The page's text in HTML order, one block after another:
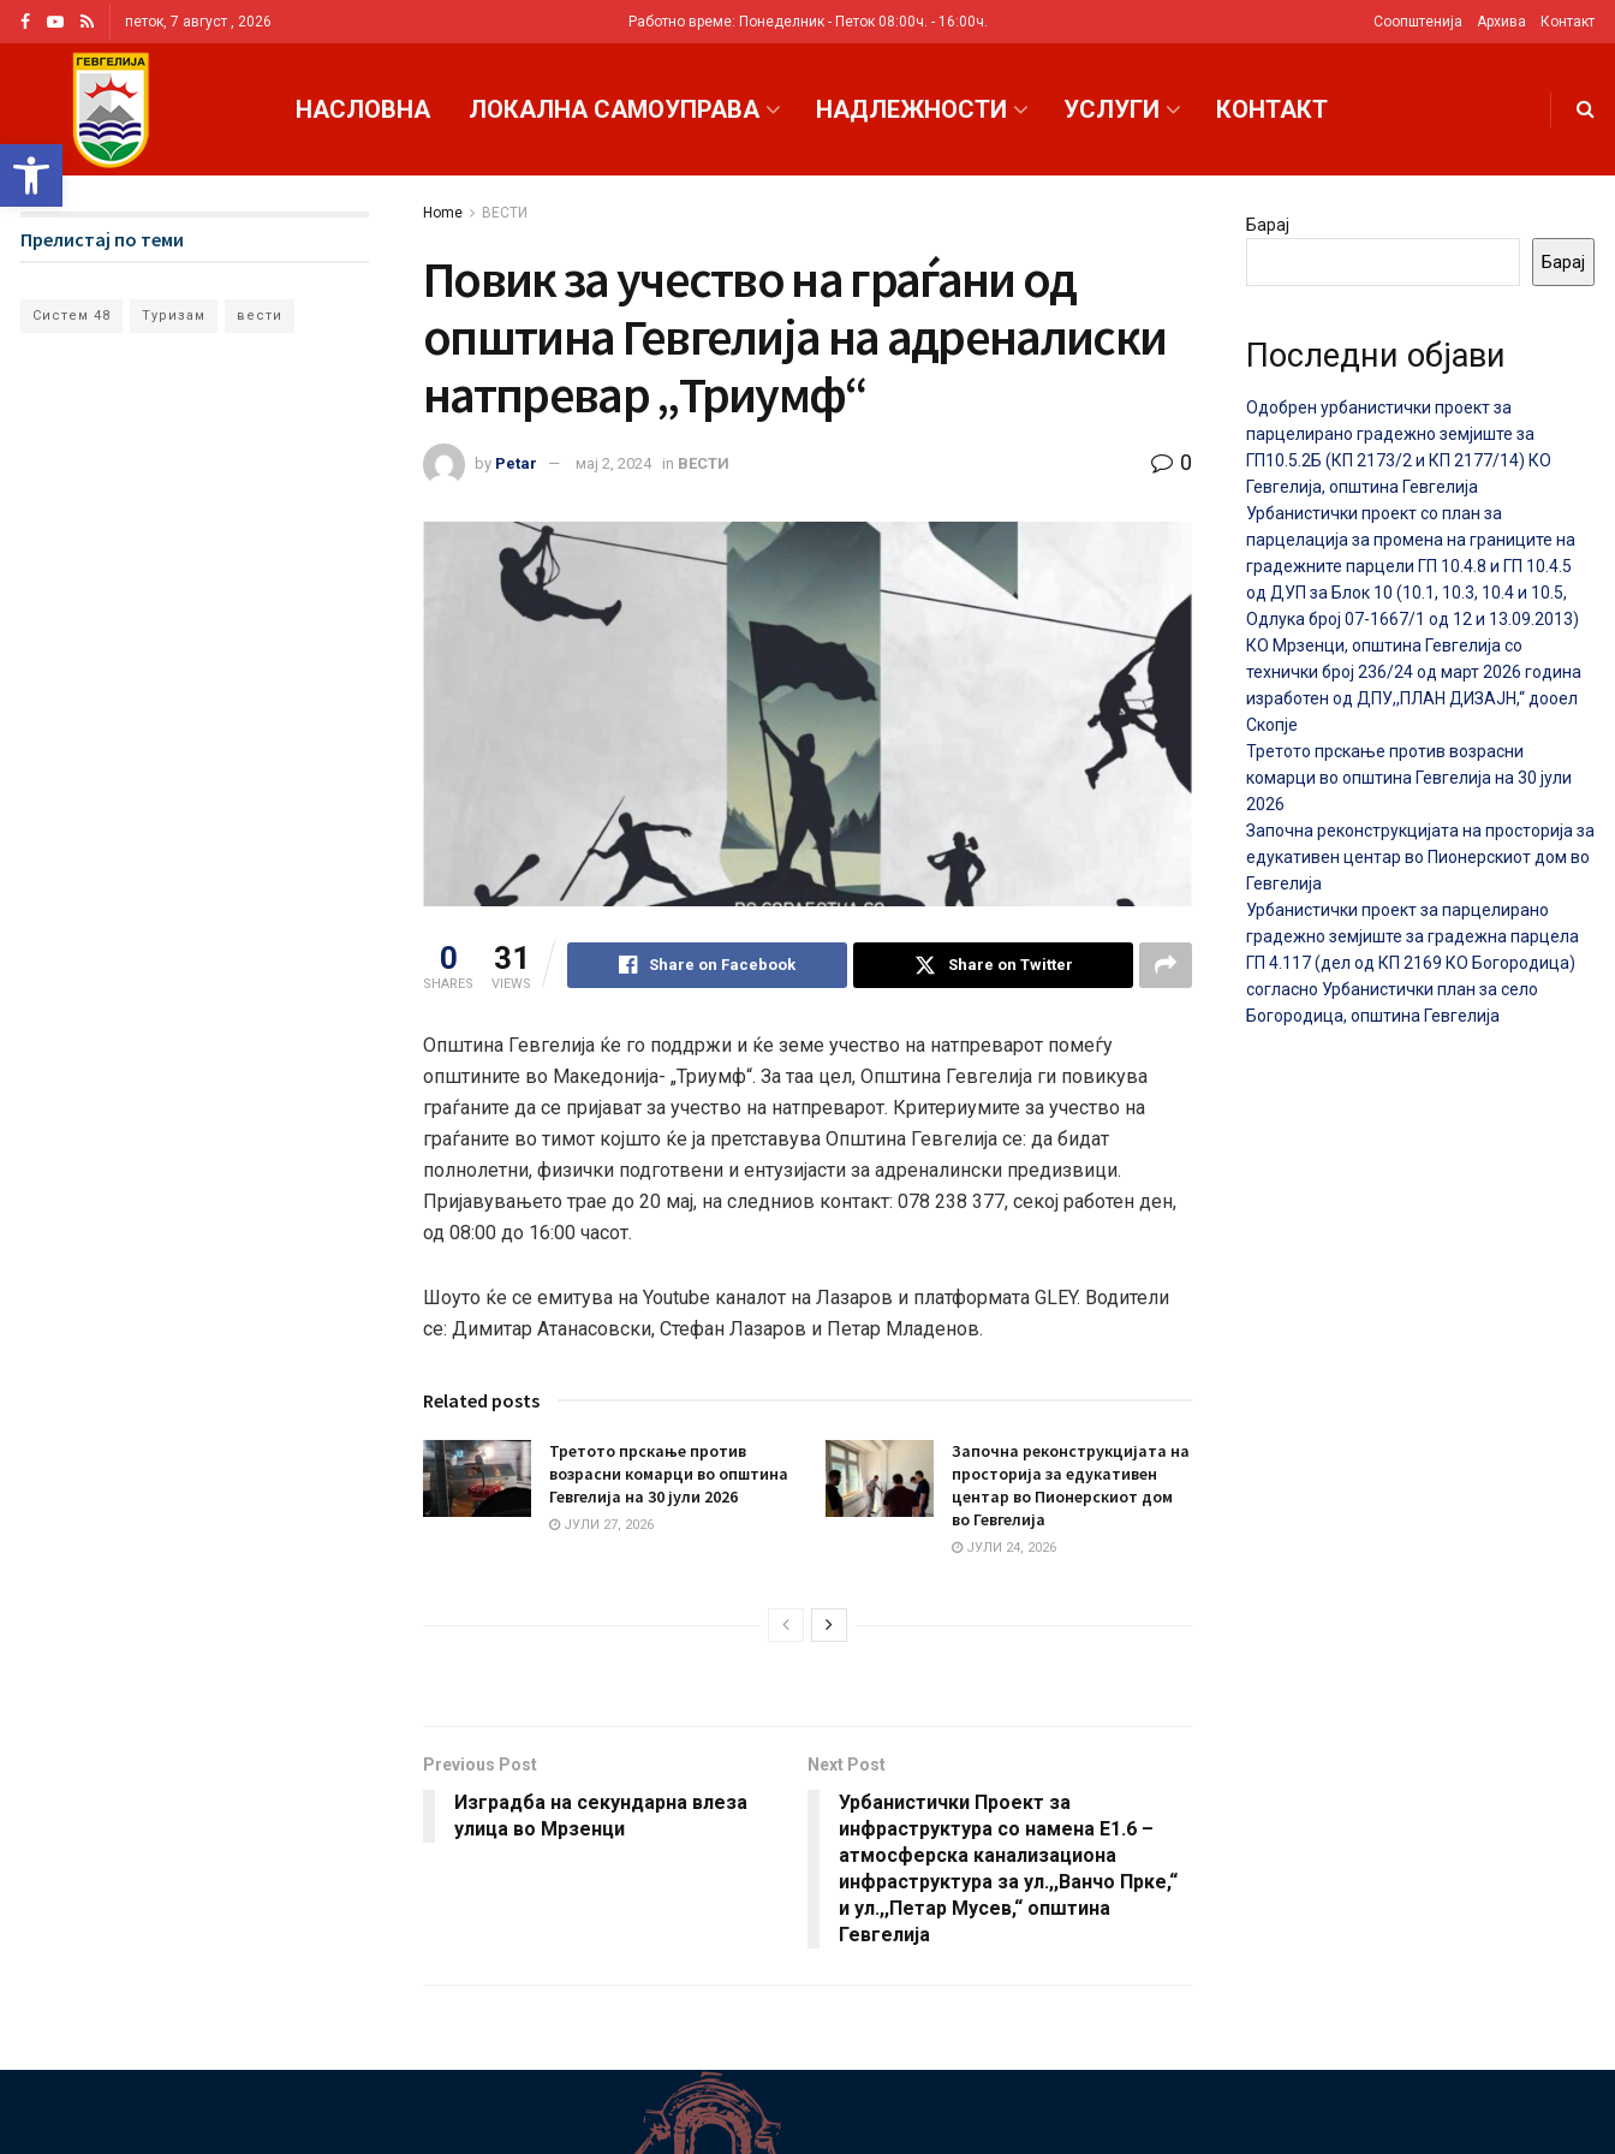
Open toolbar
петок, 7 август , 2026 Работно време: Понеделник - Петок 08:00ч. - 16:00ч. Соопштенија Архива Контакт
НАСЛОВНА ЛОКАЛНА САМОУПРАВА НАДЛЕЖНОСТИ УСЛУГИ КОНТАКТ
Home ВЕСТИ
Повик за учество на граѓани од
општина Гевгелија на адреналиски
натпревар „Триумф“
by Petar мај 2, 2024 in ВЕСТИ 0
0
SHARES
31
VIEWS
Share on Facebook Share on Twitter
Општина Гевгелија ќе го поддржи и ќе земе учество на натпреварот помеѓу
општините во Македонија- „Триумф“. За таа цел, Општина Гевгелија ги повикува
граѓаните да се пријават за учество на натпреварот. Критериумите за учество на
граѓаните во тимот којшто ќе ја претставува Општина Гевгелија се: да бидат
полнолетни, физички подготвени и ентузијасти за адреналински предизвици.
Пријавувањето трае до 20 мај, на следниов контакт: 078 238 377, секој работен ден,
од 08:00 до 16:00 часот.
Шоуто ќе се емитува на Youtube каналот на Лазаров и платформата GLEY. Водители
се: Димитар Атанасовски, Стефан Лазаров и Петар Младенов.
Related posts
Третото прскање против
возрасни комарци во општина
Гевгелија на 30 јули 2026
ЈУЛИ 27, 2026
Започна реконструкцијата на
просторија за едукативен
центар во Пионерскиот дом
во Гевгелија
ЈУЛИ 24, 2026
Previous Post
Изградба на секундарна влеза
улица во Мрзенци
Next Post
Урбанистички Проект за
инфраструктура со намена Е1.6 –
атмосферска канализациона
инфраструктура за ул.,,Ванчо Прке,“
и ул.,,Петар Мусев,“ општина
Гевгелија
Прелистај по теми
Систем 48 Туризам вести
Барај
Барај
Последни објави
Одобрен урбанистички проект за
парцелирано градежно земјиште за
ГП10.5.2Б (КП 2173/2 и КП 2177/14) КО
Гевгелија, општина Гевгелија
Урбанистички проект со план за
парцелација за промена на границите на
градежните парцели ГП 10.4.8 и ГП 10.4.5
од ДУП за Блок 10 (10.1, 10.3, 10.4 и 10.5,
Одлука број 07-1667/1 од 12 и 13.09.2013)
КО Мрзенци, општина Гевгелија со
технички број 236/24 од март 2026 година
изработен од ДПУ,,ПЛАН ДИЗАЈН,“ дооел
Скопје
Третото прскање против возрасни
комарци во општина Гевгелија на 30 јули
2026
Започна реконструкцијата на просторија за
едукативен центар во Пионерскиот дом во
Гевгелија
Урбанистички проект за парцелирано
градежно земјиште за градежна парцела
ГП 4.117 (дел од КП 2169 КО Богородица)
согласно Урбанистички план за село
Богородица, општина Гевгелија